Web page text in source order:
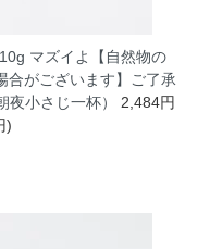
マズイよ【自然物の
合がございます】ご了承
小さじ一杯）
2,484円
)